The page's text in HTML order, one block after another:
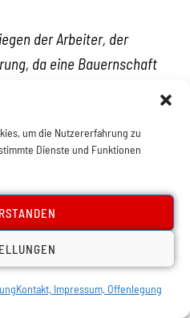
um die Nutzererfahrung zu
Dienste und Funktionen
Kontakt, Impressum, Offenlegung
der Arbeiter, der
da eine Bauernschaft
unter den
Organisiertheit des
(England war
erste Land der Welt);
hohe Kulturniveau des
Schule einer